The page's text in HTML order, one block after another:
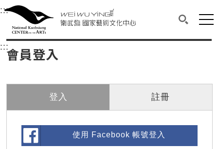
衛武營國家藝術文化中心
中央內容區塊，為本頁主要內容區。
:::選單連結區塊，此區塊列有本網站主要連結。
衛武營國家藝術文化中心
搜尋(開
網
::: 中央內容區塊，為本頁主要內容區。
會員登入
登入 註冊
使用 Facebook 帳號登入